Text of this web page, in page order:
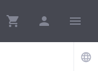
shopping_cart person menu
language